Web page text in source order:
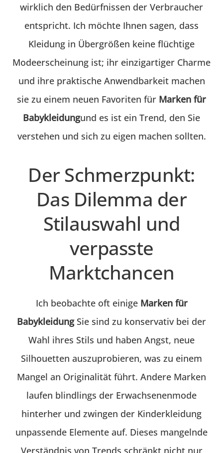
wirklich den Bedürfnissen der Verbraucher
entspricht. Ich möchte Ihnen sagen, dass
Kleidung in Übergrößen keine flüchtige
Modeerscheinung ist; ihr einzigartiger Charme
und ihre praktische Anwendbarkeit machen
sie zu einem neuen Favoriten für Marken für
Babykleidungund es ist ein Trend, den Sie
verstehen und sich zu eigen machen sollten.
Der Schmerzpunkt:
Das Dilemma der
Stilauswahl und
verpasste
Marktchancen
Ich beobachte oft einige Marken für
BabykleidungSie sind zu konservativ bei der
Wahl ihres Stils und haben Angst, neue
Silhouetten auszuprobieren, was zu einem
Mangel an Originalität führt. Andere Marken
laufen blindlings der Erwachsenenmode
hinterher und zwingen der Kinderkleidung
unpassende Elemente auf. Dieses mangelnde
Verständnis von Trends schränkt nicht nur